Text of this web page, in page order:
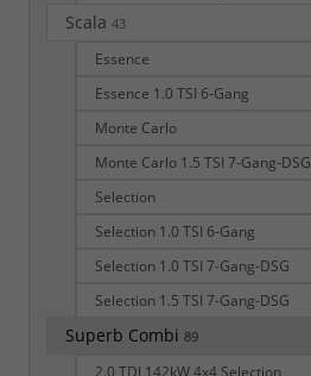
Scala 43
Essence
Essence 1.0 TSI 6-Gang
Monte Carlo
Monte Carlo 1.5 TSI 7-Gang-DSG
Selection
Selection 1.0 TSI 6-Gang
Selection 1.0 TSI 7-Gang-DSG
Selection 1.5 TSI 7-Gang-DSG
Superb Combi 89